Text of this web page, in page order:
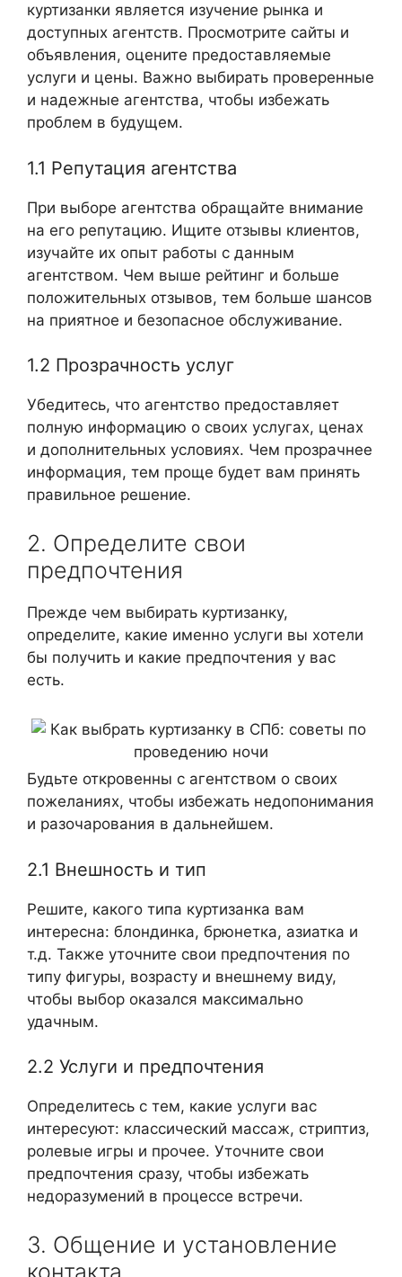
куртизанки является изучение рынка и
доступных агентств. Просмотрите сайты и
объявления, оцените предоставляемые
услуги и цены. Важно выбирать проверенные
и надежные агентства, чтобы избежать
проблем в будущем.
1.1 Репутация агентства
При выборе агентства обращайте внимание
на его репутацию. Ищите отзывы клиентов,
изучайте их опыт работы с данным
агентством. Чем выше рейтинг и больше
положительных отзывов, тем больше шансов
на приятное и безопасное обслуживание.
1.2 Прозрачность услуг
Убедитесь, что агентство предоставляет
полную информацию о своих услугах, ценах
и дополнительных условиях. Чем прозрачнее
информация, тем проще будет вам принять
правильное решение.
2. Определите свои
предпочтения
Прежде чем выбирать куртизанку,
определите, какие именно услуги вы хотели
бы получить и какие предпочтения у вас
есть.
Будьте откровенны с агентством о своих
пожеланиях, чтобы избежать недопонимания
и разочарования в дальнейшем.
2.1 Внешность и тип
Решите, какого типа куртизанка вам
интересна: блондинка, брюнетка, азиатка и
т.д. Также уточните свои предпочтения по
типу фигуры, возрасту и внешнему виду,
чтобы выбор оказался максимально
удачным.
2.2 Услуги и предпочтения
Определитесь с тем, какие услуги вас
интересуют: классический массаж, стриптиз,
ролевые игры и прочее. Уточните свои
предпочтения сразу, чтобы избежать
недоразумений в процессе встречи.
3. Общение и установление
контакта